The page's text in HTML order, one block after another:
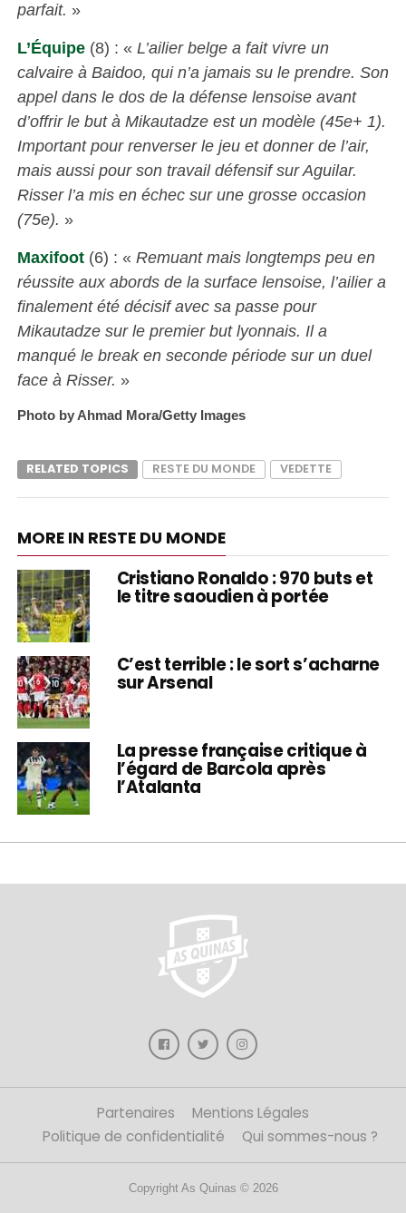
parfait. »
L’Équipe(8) : « L’ailier belge a fait vivre un
calvaire à Baidoo, qui n’a jamais su le prendre. Son
appel dans le dos de la défense lensoise avant
d’offrir le but à Mikautadze est un modèle (45e+ 1).
Important pour renverser le jeu et donner de l’air,
mais aussi pour son travail défensif sur Aguilar.
Risser l’a mis en échec sur une grosse occasion
(75e). »
Maxifoot(6) : « Remuant mais longtemps peu en
réussite aux abords de la surface lensoise, l’ailier a
finalement été décisif avec sa passe pour
Mikautadze sur le premier but lyonnais. Il a
manqué le break en seconde période sur un duel
face à Risser. »
Photo by Ahmad Mora/Getty Images
RELATED TOPICS RESTE DU MONDE VEDETTE
MORE IN RESTE DU MONDE
Cristiano Ronaldo : 970 buts et
le titre saoudien à portée
C’est terrible : le sort s’acharne
sur Arsenal
La presse française critique à
l’égard de Barcola après
l’Atalanta
Partenaires
Mentions Légales
Politique de confidentialité
Qui sommes-nous ?
Copyright As Quinas © 2026